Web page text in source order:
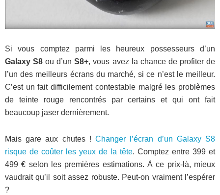
Si vous comptez parmi les heureux possesseurs d’un
Galaxy S8 ou d’unS8+, vous avez la chance de profiter de
l’un des meilleurs écrans du marché, si ce n’est le meilleur.
C’est un fait difficilement contestable malgré les problèmes
de teinte rouge rencontrés par certains et qui ont fait
beaucoup jaser dernièrement.
Mais gare aux chutes !Changer l’écran d’un Galaxy S8
risque de coûter les yeux de la tête. Comptez entre 399 et
499 € selon les premières estimations. À ce prix-là, mieux
vaudrait qu’il soit assez robuste. Peut-on vraiment l’espérer
?